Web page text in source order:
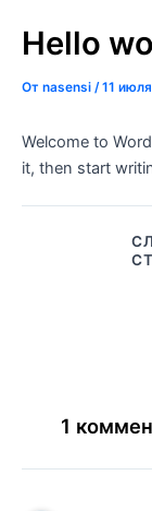
Hello
От nasensi /11
Welcome to
it, then start
по
1